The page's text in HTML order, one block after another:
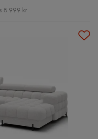
8 999 kr